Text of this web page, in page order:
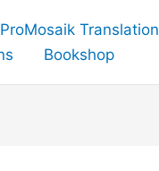
ProMosaik Translation
Bookshop